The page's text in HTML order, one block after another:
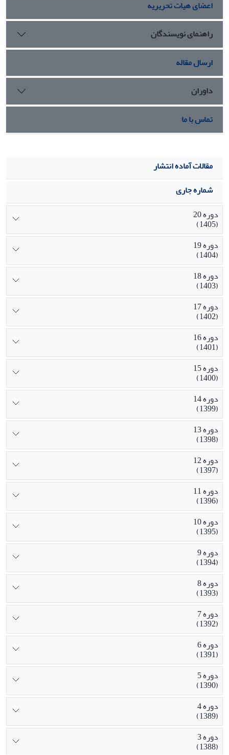
اعضای هیات تحریریه
راهنمای نویسندگان
ارسال مقاله
داوران
تماس با ما
مقالات آماده انتشار
شماره جاری
دوره 20
(1405)
دوره 19
(1404)
دوره 18
(1403)
دوره 17
(1402)
دوره 16
(1401)
دوره 15
(1400)
دوره 14
(1399)
دوره 13
(1398)
دوره 12
(1397)
دوره 11
(1396)
دوره 10
(1395)
دوره 9
(1394)
دوره 8
(1393)
دوره 7
(1392)
دوره 6
(1391)
دوره 5
(1390)
دوره 4
(1389)
دوره 3
(1388)